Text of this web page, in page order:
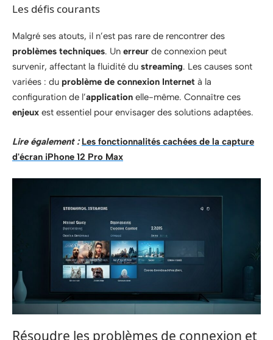
Les défis courants
Malgré ses atouts, il n’est pas rare de rencontrer des
problèmes techniques. Un erreur de connexion peut
survenir, affectant la fluidité du streaming. Les causes sont
variées : du problème de connexion Internet à la
configuration de l’application elle-même. Connaître ces
enjeux est essentiel pour envisager des solutions adaptées.
Lire également : Les fonctionnalités cachées de la capture
d'écran iPhone 12 Pro Max
Résoudre les problèmes de connexion et